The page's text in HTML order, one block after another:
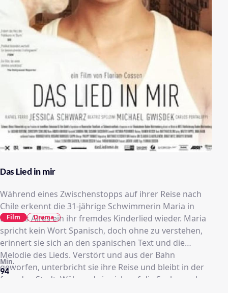
Das Lied in mir
Während eines Zwischenstopps auf ihrer Reise nach
Chile erkennt die 31-jährige Schwimmerin Maria in
Buenos Aires ein ihr fremdes Kinderlied wieder. Maria
spricht kein Wort Spanisch, doch ohne zu verstehen,
erinnert sie sich an den spanischen Text und die
Melodie des Lieds. Verstört und aus der Bahn
geworfen, unterbricht sie ihre Reise und bleibt in der
fremden Stadt. Während sie sich auf die Suche nach
94
Min.
Film Drama